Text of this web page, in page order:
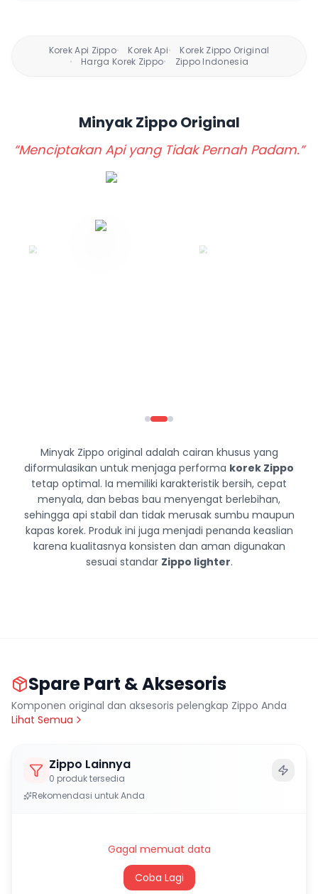
Korek Api Zippo• Korek Api• Korek Zippo Original
• Harga Korek Zippo• Zippo Indonesia
Minyak ZippoOriginal
“Menciptakan Api yang Tidak Pernah Padam.”
Minyak Zippo original adalah cairan khusus yang
diformulasikan untuk menjaga performa korek Zippo
tetap optimal. Ia memiliki karakteristik bersih, cepat
menyala, dan bebas bau menyengat berlebihan,
sehingga api stabil dan tidak merusak sumbu maupun
kapas korek. Produk ini juga menjadi penanda keaslian
karena kualitasnya konsisten dan aman digunakan
sesuai standar Zippo lighter.
Spare Part & Aksesoris
Komponen original dan aksesoris pelengkap Zippo Anda
Lihat Semua
Zippo Lainnya
0 produk tersedia
Rekomendasi untuk Anda
Gagal memuat data
Coba Lagi